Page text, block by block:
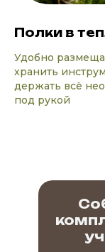
Улучшают
теплицы,
поддерживать